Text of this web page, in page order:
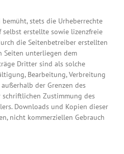
stets die Urheberrechte
selbst erstellte sowie lizenzfreie
die Seitenbetreiber erstellten
Seiten unterliegen dem
Dritter sind als solche
Bearbeitung, Verbreitung
der Grenzen des
schriftlichen Zustimmung des
Downloads und Kopien dieser
nicht kommerziellen Gebrauch